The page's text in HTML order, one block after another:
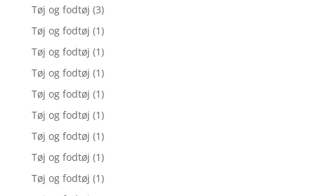
Tøj og fodtøj (3)
Tøj og fodtøj (1)
Tøj og fodtøj (1)
Tøj og fodtøj (1)
Tøj og fodtøj (1)
Tøj og fodtøj (1)
Tøj og fodtøj (1)
Tøj og fodtøj (1)
Tøj og fodtøj (1)